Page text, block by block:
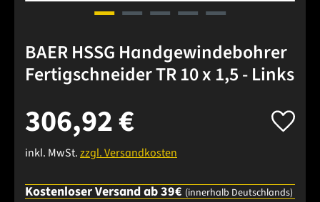
BAER HSSG Handgewindebohrer
Fertigschneider TR 10 x 1,5 - Links
306,92 €
inkl. MwSt.zzgl. Versandkosten
Kostenloser Versand ab 39€ (innerhalb Deutschlands)